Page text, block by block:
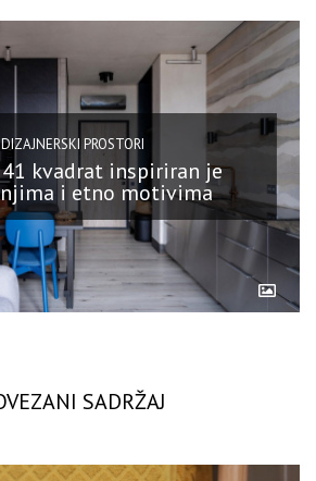
DIZAJNERSKI PROSTORI
kvadrat inspiriran je
i etno motivima
SADRŽAJ